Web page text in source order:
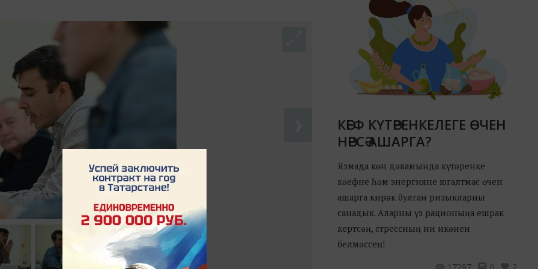
КӘЕФ КҮТӘРЕНКЕЛЕГЕ ӨЧЕН
НӘРСӘ АШАРГА?
Язмада көн дәвамында күтәренке
кәефне һәм энергияне югалтмас өчен
ашарга кирәк булган ризыкларны
санадык. Аларны үз рационыңа ешрак
кертсәң, стрессның ни икәнен
белмәссең!
17297
0 2